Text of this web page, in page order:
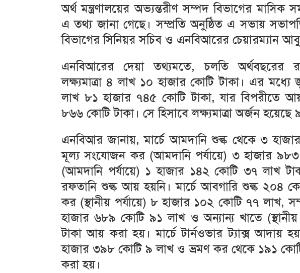
অর্থ মন্ত্রণালয়ের অভ্যন্তরীণ সম্পদ বিভাগের মাসিক
এ তথ্য জানা গেছে। সম্প্রতি অনুষ্ঠিত এ সভায়
বিভাগের সিনিয়র সচিব ও এনবিআরের চেয়ারম্যান
এনবিআরের দেয়া তথ্যমতে, চলতি অর্থবছরের
লক্ষ্যমাত্রা ৪ লাখ ১০ হাজার কোটি টাকা। এর মধ্যে
লাখ ৮১ হাজার ৭৪৫ কোটি টাকা, যার বিপরীতে
৮৬৬ কোটি টাকা। সে হিসাবে লক্ষ্যমাত্রা অর্জন
এনবিআর জানায়, মার্চে আমদানি শুল্ক থেকে ৩
মূল্য সংযোজন কর (আমদানি পর্যায়ে) ৩ হাজার
(আমদানি পর্যায়ে) ১ হাজার ১৪২ কোটি ৩৭ লাখ
রফতানি শুল্ক আয় হয়নি। মার্চে আবগারি শুল্ক ২০৪
কর (স্থানীয় পর্যায়ে) ৮ হাজার ১০২ কোটি ৭৭ লাখ,
হাজার ৬৮৯ কোটি ৯১ লাখ ও অন্যান্য খাতে
টাকা আয় করা হয়। মার্চে টার্নওভার ট্যাক্স আদায়
হাজার ৩৯৮ কোটি ৯ লাখ ও ভ্রমণ কর থেকে ১৯১
করা হয়।